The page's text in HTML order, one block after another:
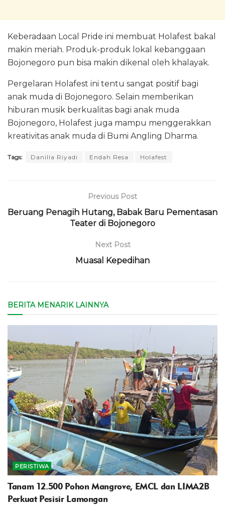
Keberadaan Local Pride ini membuat Holafest bakal
makin meriah. Produk-produk lokal kebanggaan
Bojonegoro pun bisa makin dikenal oleh khalayak.
Pergelaran Holafest ini tentu sangat positif bagi
anak muda di Bojonegoro. Selain memberikan
hiburan musik berkualitas bagi anak muda
Bojonegoro, Holafest juga mampu menggerakkan
kreativitas anak muda di Bumi Angling Dharma.
Tags: Danilla Riyadi Endah Resa Holafest
Previous Post
Beruang Penagih Hutang, Babak Baru Pementasan
Teater di Bojonegoro
Next Post
Muasal Kepedihan
BERITA MENARIK LAINNYA
PERISTIWA
Tanam 12.500 Pohon Mangrove, EMCL dan LIMA2B
Perkuat Pesisir Lamongan